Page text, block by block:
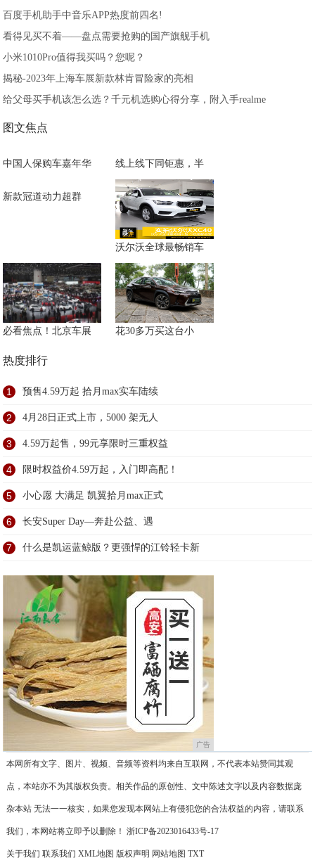
百度手机助手中音乐APP热度前四名!
看得见买不着——盘点需要抢购的国产旗舰手机
小米1010Pro值得我买吗？您呢？
揭秘-2023年上海车展新款林肯冒险家的亮相
给父母买手机该怎么选？千元机选购心得分享，附入手realme
图文焦点
中国人保购车嘉年华 线上线下同钜惠，半
新款冠道动力超群
沃尔沃全球最畅销车
必看焦点！北京车展 花30多万买这台小
热度排行
1 预售4.59万起 拾月max实车陆续
2 4月28日正式上市，5000 架无人
3 4.59万起售，99元享限时三重权益
4 限时权益价4.59万起，入门即高配！
5 小心愿 大满足 凯翼拾月max正式
6 长安Super Day—奔赴公益、遇
7 什么是凯运蓝鲸版？更强悍的江铃轻卡新
广告
本网所有文字、图片、视频、音频等资料均来自互联网，不代表本站赞同其观
点，本站亦不为其版权负责。相关作品的原创性、文中陈述文字以及内容数据庞
杂本站 无法一一核实，如果您发现本网站上有侵犯您的合法权益的内容，请联系
我们，本网站将立即予以删除！ 浙ICP备2023016433号-17
关于我们 联系我们 XML地图 版权声明 网站地图 TXT